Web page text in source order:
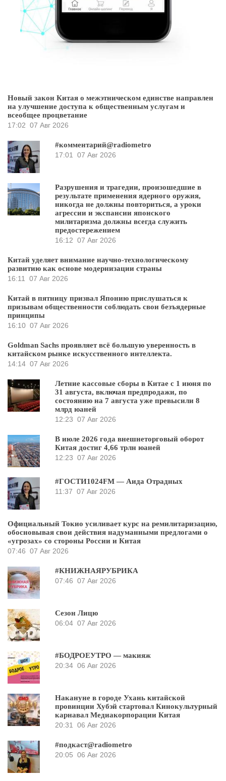
Новый закон Китая о межэтническом единстве направлен
на улучшение доступа к общественным услугам и
всеобщее процветание
17:02 07 Авг 2026
#комментарий@radiometro
17:01 07 Авг 2026
Разрушения и трагедии, произошедшие в
результате применения ядерного оружия,
никогда не должны повториться, а уроки
агрессии и экспансии японского
милитаризма должны всегда служить
предостережением
16:12 07 Авг 2026
Китай уделяет внимание научно-технологическому
развитию как основе модернизации страны
16:11 07 Авг 2026
Китай в пятницу призвал Японию прислушаться к
призывам общественности соблюдать свои безъядерные
принципы
16:10 07 Авг 2026
Goldman Sachs проявляет всё большую уверенность в
китайском рынке искусственного интеллекта.
14:14 07 Авг 2026
Летние кассовые сборы в Китае с 1 июня по
31 августа, включая предпродажи, по
состоянию на 7 августа уже превысили 8
млрд юаней
12:23 07 Авг 2026
В июле 2026 года внешнеторговый оборот
Китая достиг 4,66 трлн юаней
12:23 07 Авг 2026
#ГОСТИ1024FM — Аида Отрадных
11:37 07 Авг 2026
Официальный Токио усиливает курс на ремилитаризацию,
обосновывая свои действия надуманными предлогами о
«угрозах» со стороны России и Китая
07:46 07 Авг 2026
#КНИЖНАЯРУБРИКА
07:46 07 Авг 2026
Сезон Лицю
06:04 07 Авг 2026
#БОДРОЕУТРО — макияж
20:34 06 Авг 2026
Накануне в городе Ухань китайской
провинции Хубэй стартовал Кинокультурный
карнавал Медиакорпорации Китая
20:31 06 Авг 2026
#подкаст@radiometro
20:05 06 Авг 2026